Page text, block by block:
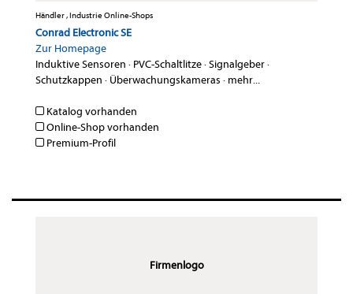
Händler , Industrie Online-Shops
Conrad Electronic SE
Zur Homepage
Induktive Sensoren · PVC-Schaltlitze·Signalgeber·
Schutzkappen · Überwachungskameras · mehr...
Katalog vorhanden
Online-Shop vorhanden
Premium-Profil
Firmenlogo